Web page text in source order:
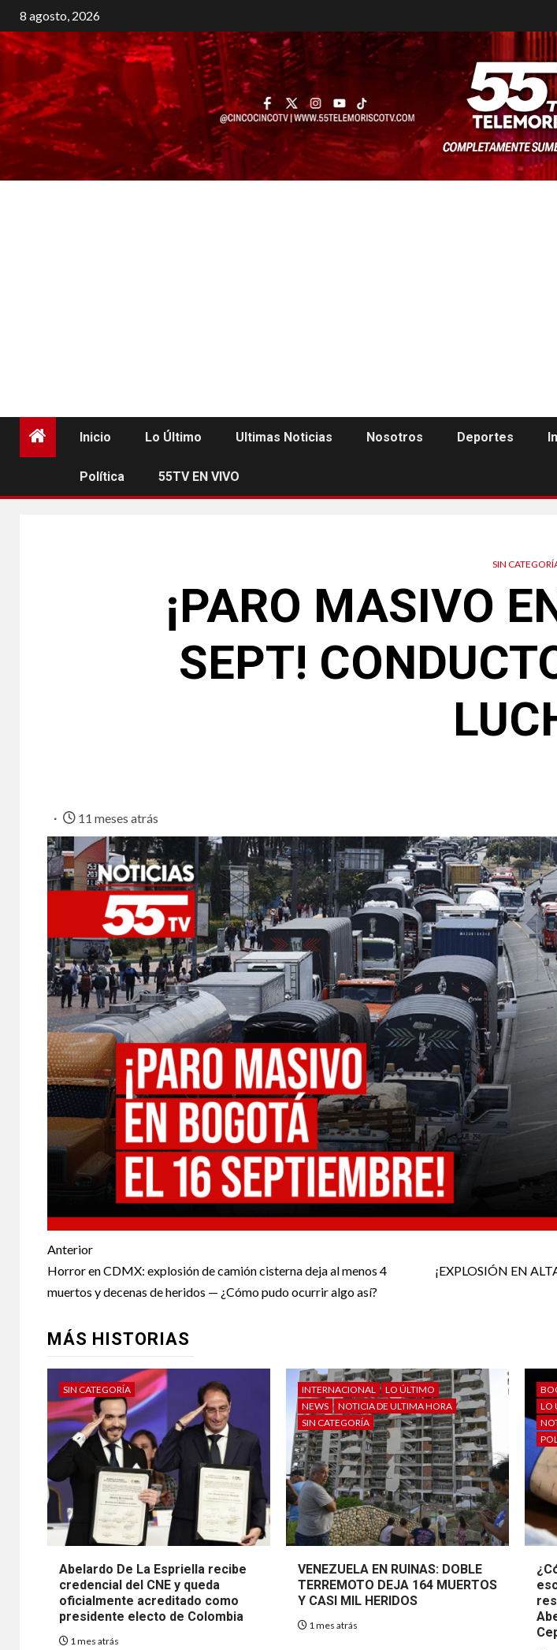
8 agosto, 2026
Inicio Lo Último Ultimas Noticias Nosotros Deportes
Política 55TV EN VIVO
SIN
¡PARO MASIVO
SEPT!
11 meses atrás
Anterior
Horror en CDMX: explosión de camión cisterna deja al menos 4
muertos y decenas de heridos — ¿Cómo pudo ocurrir algo así?
¡EXPLOSIÓN EN
MÁS HISTORIAS
SIN CATEGORÍA
Abelardo De La Espriella recibe
credencial del CNE y queda
oficialmente acreditado como
presidente electo de Colombia
1 mes atrás
INTERNACIONAL
LO ÚLTIMO
NEWS
NOTICIA DE ULTIMA HORA
SIN CATEGORÍA
VENEZUELA EN RUINAS: DOBLE
TERREMOTO DEJA 164 MUERTOS
Y CASI MIL HERIDOS
1 mes atrás
LO